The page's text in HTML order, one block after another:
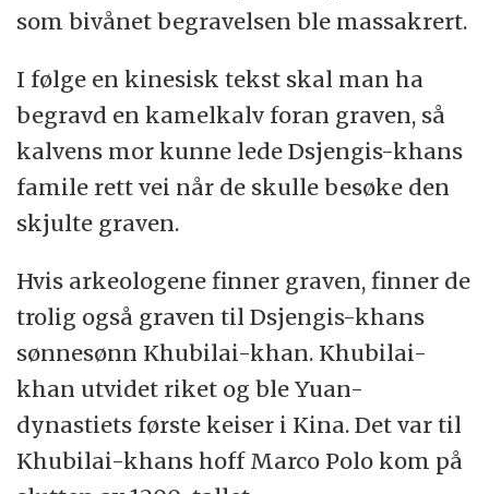
som bivånet begravelsen ble massakrert.
I følge en kinesisk tekst skal man ha
begravd en kamelkalv foran graven, så
kalvens mor kunne lede Dsjengis-khans
famile rett vei når de skulle besøke den
skjulte graven.
Hvis arkeologene finner graven, finner de
trolig også graven til Dsjengis-khans
sønnesønn Khubilai-khan. Khubilai-
khan utvidet riket og ble Yuan-
dynastiets første keiser i Kina. Det var til
Khubilai-khans hoff Marco Polo kom på